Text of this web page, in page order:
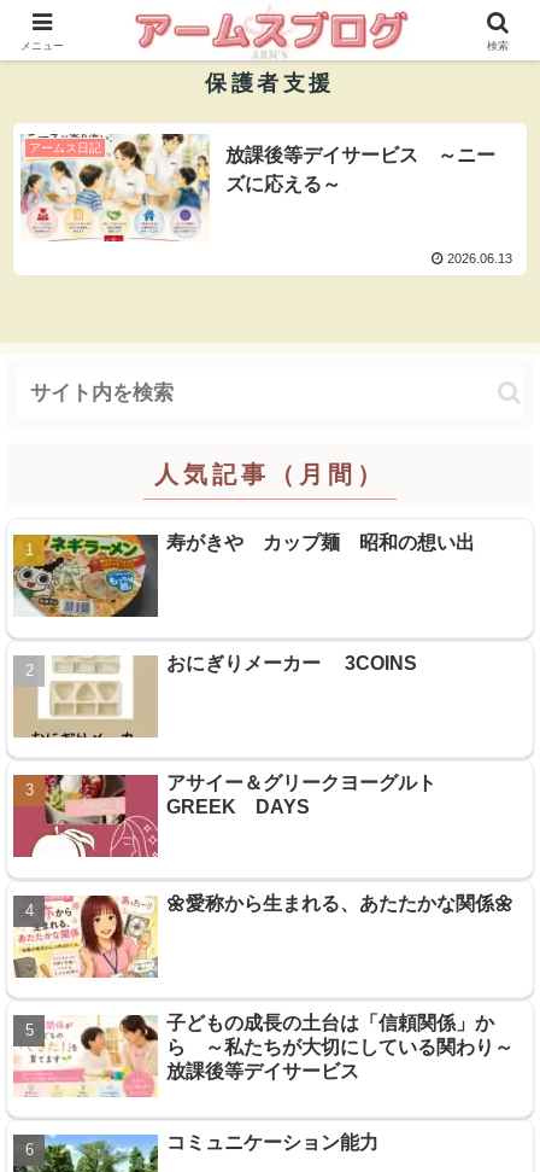
株式会社ＡＲＭ’Ｓ 公式ブログ
保護者支援
アームス日記
放課後等デイサービス ～ニー
ズに応える～
2026.06.13
人気記事（月間）
寿がきや カップ麺 昭和の想い出
おにぎりメーカー 3COINS
アサイー＆グリークヨーグルト
GREEK DAYS
🌼愛称から生まれる、あたたかな関係🌼
子どもの成長の土台は「信頼関係」か
ら ～私たちが大切にしている関わり～
放課後等デイサービス
コミュニケーション能力
メニュー 検索